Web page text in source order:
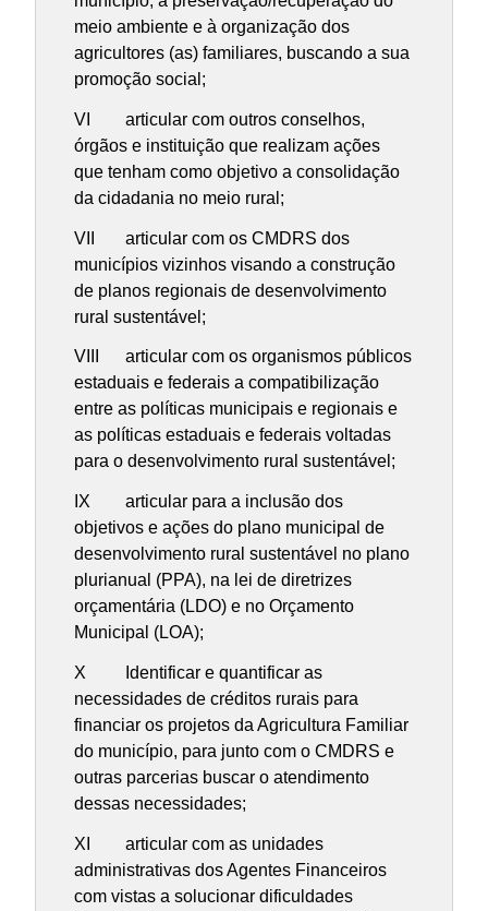
meio ambiente e à organização dos
agricultores (as) familiares, buscando a sua
promoção social;
VI articular com outros conselhos,
órgãos e instituição que realizam ações
que tenham como objetivo a consolidação
da cidadania no meio rural;
VII articular com os CMDRS dos
municípios vizinhos visando a construção
de planos regionais de desenvolvimento
rural sustentável;
VIII articular com os organismos públicos
estaduais e federais a compatibilização
entre as políticas municipais e regionais e
as políticas estaduais e federais voltadas
para o desenvolvimento rural sustentável;
IX articular para a inclusão dos
objetivos e ações do plano municipal de
desenvolvimento rural sustentável no plano
plurianual (PPA), na lei de diretrizes
orçamentária (LDO) e no Orçamento
Municipal (LOA);
X Identificar e quantificar as
necessidades de créditos rurais para
financiar os projetos da Agricultura Familiar
do município, para junto com o CMDRS e
outras parcerias buscar o atendimento
dessas necessidades;
XI articular com as unidades
administrativas dos Agentes Financeiros
com vistas a solucionar dificuldades